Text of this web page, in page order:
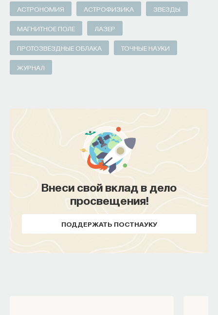
АСТРОНОМИЯ АСТРОФИЗИКА ЗВЕЗДЫ
МАГНИТНОЕ ПОЛЕ ЛАЗЕР
ПРОТОЗВЕЗДНЫЕ ОБЛАКА ТОЧНЫЕ НАУКИ
ЖУРНАЛ
Внеси свой вклад в дело
просвещения!
ПОДДЕРЖАТЬ ПОСТНАУКУ